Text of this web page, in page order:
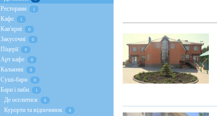
Ресторани 1
Кафе 1
Кав'ярні 0
Закусочні 0
Піцерії 0
Арт кафе 0
Кальянні 0
Суші-бари 0
Бари і паби 1
Де оселитися 0
Курорти та відпочинок 0